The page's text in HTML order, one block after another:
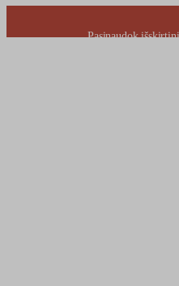
Pasinaudok